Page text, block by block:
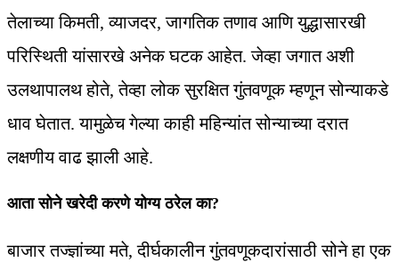
तेलाच्या किमती, व्याजदर, जागतिक तणाव आणि युद्धासारखी
परिस्थिती यांसारखे अनेक घटक आहेत. जेव्हा जगात अशी
उलथापालथ होते, तेव्हा लोक सुरक्षित गुंतवणूक म्हणून सोन्याकडे
धाव घेतात. यामुळेच गेल्या काही महिन्यांत सोन्याच्या दरात
लक्षणीय वाढ झाली आहे.
आता सोने खरेदी करणे योग्य ठरेल का?
बाजार तज्ज्ञांच्या मते, दीर्घकालीन गुंतवणूकदारांसाठी सोने हा एक